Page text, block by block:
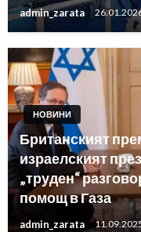
admin_zarata
НОВИНИ
Британският
израелският
„труден“
помощ в Газа
admin_zarata